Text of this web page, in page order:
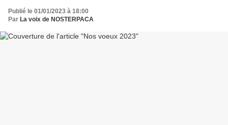
Publié le 01/01/2023 à 18:00
Par La voix de NOSTERPACA